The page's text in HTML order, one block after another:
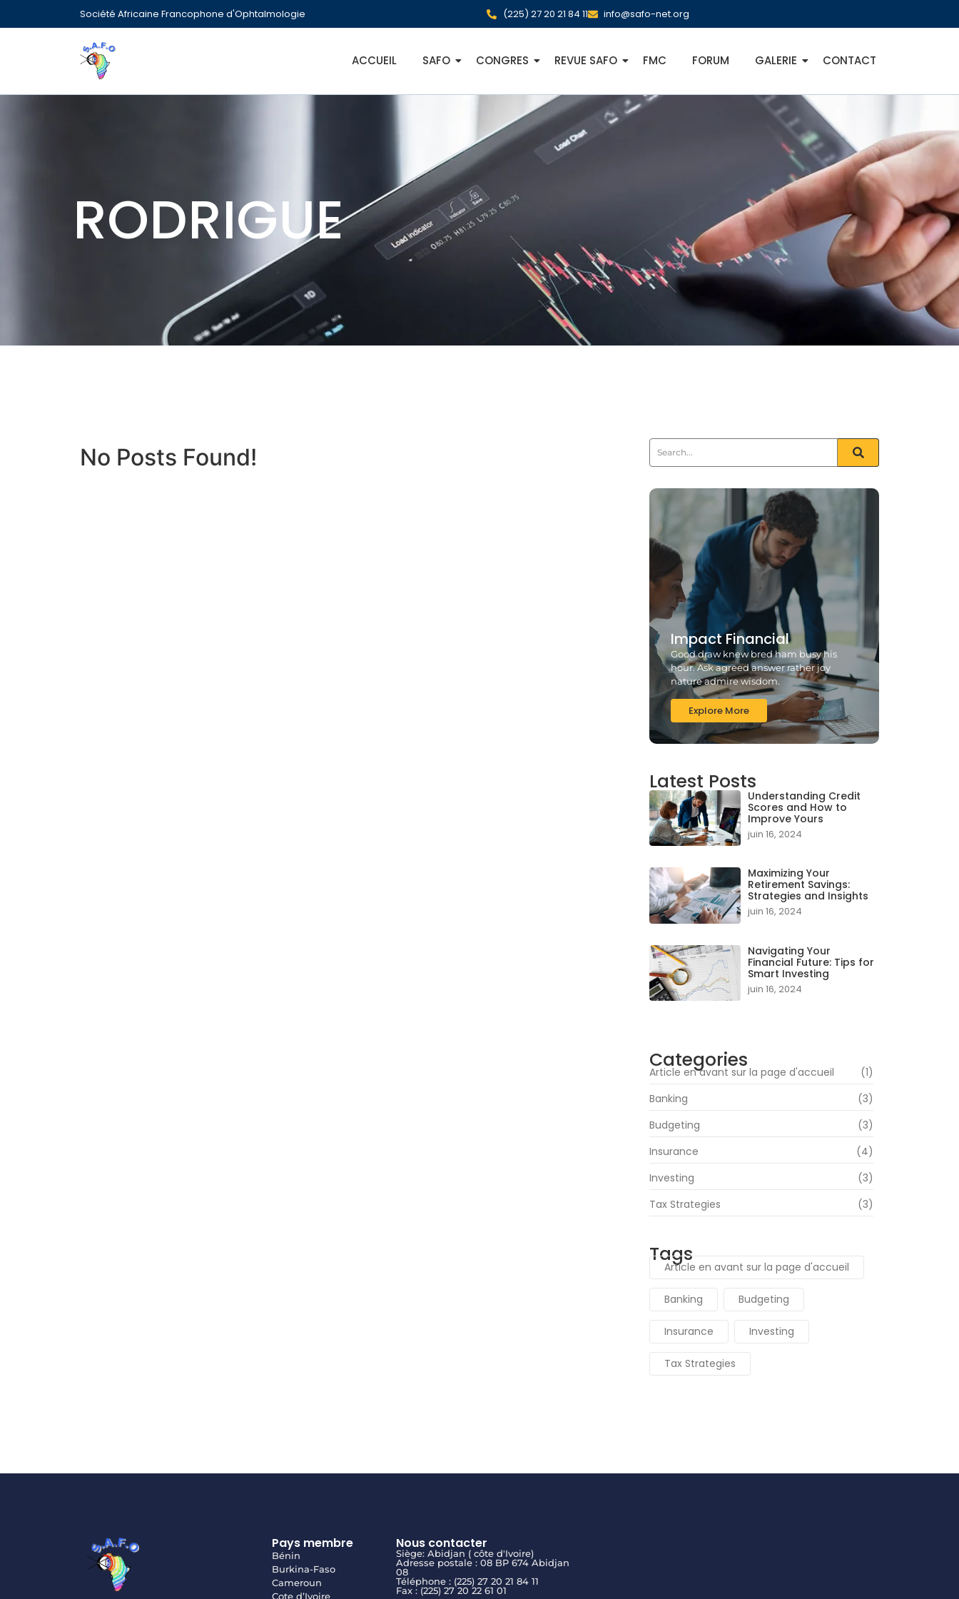
Société Africaine Francophone d'Ophtalmologie (225) 27 20 21 84 11 info@safo-net.org
ACCUEIL SAFO CONGRES REVUE SAFO FMC FORUM GALERIE CONTACT
RODRIGUE
No Posts Found!
Impact Financial
Good draw knew bred ham busy his
hour. Ask agreed answer rather joy
nature admire wisdom.
Explore More
Latest Posts
Understanding Credit
Scores and How to
Improve Yours
juin 16, 2024
Maximizing Your
Retirement Savings:
Strategies and Insights
juin 16, 2024
Navigating Your
Financial Future: Tips for
Smart Investing
juin 16, 2024
Categories
Article en avant sur la page d'accueil
(1)
Banking
(3)
Budgeting
(3)
Insurance
(4)
Investing
(3)
Tax Strategies
(3)
Tags
Article en avant sur la page d'accueil
Banking Budgeting
Insurance Investing
Tax Strategies
Pays membre
Bénin
Burkina-Faso
Cameroun
Cote d’Ivoire
Nous contacter
Siège: Abidjan ( côte d'Ivoire)
Adresse postale : 08 BP 674 Abidjan
08
Téléphone : (225) 27 20 21 84 11
Fax : (225) 27 20 22 61 01